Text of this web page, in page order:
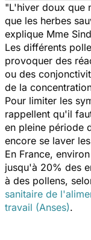
"L'hiver doux que
que les herbes
explique Mme
Les différents
provoquer des
ou des
de la
Pour limiter les
rappellent qu'il
en pleine période
encore se laver
En France,
jusqu'à 20% des
à des pollens,
sanitaire de
travail (Anses).